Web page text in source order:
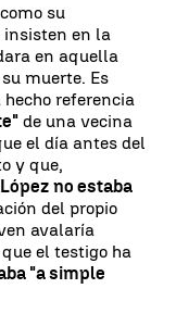
su
insisten en la
en aquella
muerte. Es
referencia
de una vecina
el día antes del
y que,
no estaba
del propio
avalaría
el testigo ha
"a simple